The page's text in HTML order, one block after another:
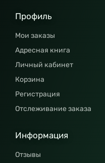
Профиль
Мои заказы
Адресная книга
Личный кабинет
Корзина
Регистрация
Отслеживание заказа
Информация
Отзывы